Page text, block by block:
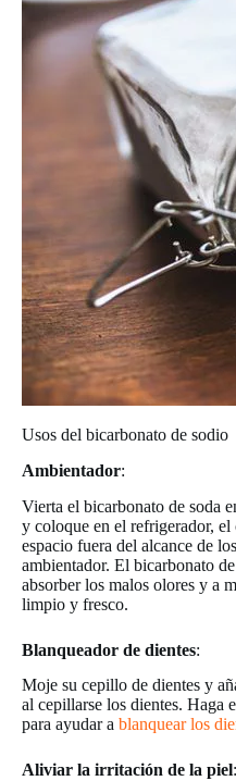
Usos del bicarbonato de sodio
Ambientador:
Vierta el bicarbonato de soda
y coloque en el refrigerador, el
espacio fuera del alcance de
ambientador. El bicarbonato
absorber los malos olores y a
limpio y fresco.
Blanqueador de dientes:
Moje su cepillo de dientes y
al cepillarse los dientes. Haga
para ayudar a blanquear los
Aliviar la irritación de la piel: